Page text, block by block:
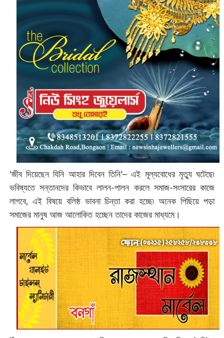
'জীব দিয়েছেন যিনি আহার দিবেন তিনি'‌– এই মূল্যবোধের মৃত্যু ঘটেছে৷
ভবিষ্যতে সন্তানদের কিভাবে লালন-পালন করলে সমাজ-সংসারের কাজে
লাগবে, এই বিষয়ে বলিষ্ঠ ভাবনা চিন্তা করা হচ্ছে৷ অনেক পিছিয়ে পড়া
সমাজের মানুষ আজ আলোকিত হচ্ছেন তাদের কাজের মাধ্যমে।